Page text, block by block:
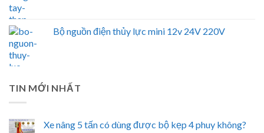
Bộ nguồn điện thủy lực mini 12v 24V 220V
TIN MỚI NHẤT
Xe nâng 5 tấn có dùng được bộ kẹp 4 phuy không?